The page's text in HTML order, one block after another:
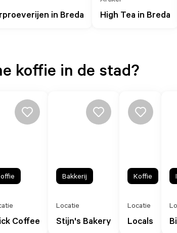
in Breda High Tea in Breda
koffie in de stad?
Coffee Stijn's Bakery
Locatie
Bakkerij
Locals
Locatie
Koffie